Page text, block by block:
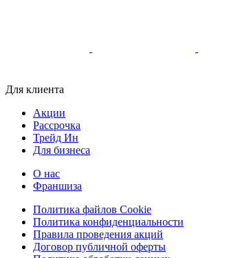
Для клиента
Акции
Рассрочка
Трейд Ин
Для бизнеса
О нас
Франшиза
Политика файлов Cookie
Политика конфиденциальности
Правила проведения акций
Договор публичной оферты